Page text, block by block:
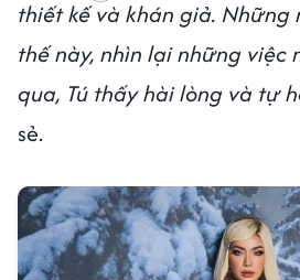
thiết kế và khán giả. Những
thế này, nhìn lại những việc
qua, Tú thấy hài lòng và tự
sẻ.